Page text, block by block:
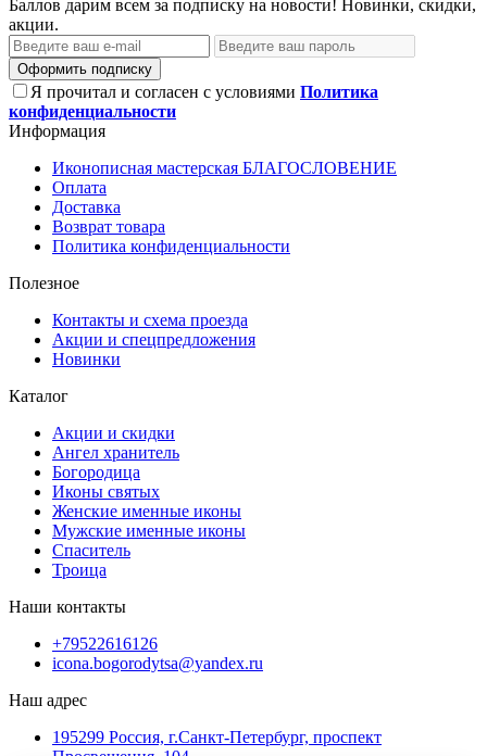
Баллов дарим всем за подписку на новости! Новинки, скидки,
акции.
Оформить подписку
Я прочитал и согласен с условиями Политика
конфиденциальности
Информация
Иконописная мастерская БЛАГОСЛОВЕНИЕ
Оплата
Доставка
Возврат товара
Политика конфиденциальности
Полезное
Контакты и схема проезда
Акции и спецпредложения
Новинки
Каталог
Акции и скидки
Ангел хранитель
Богородица
Иконы святых
Женские именные иконы
Мужские именные иконы
Спаситель
Троица
Наши контакты
+79522616126
icona.bogorodytsa@yandex.ru
Наш адрес
195299 Россия, г.Санкт-Петербург, проспект